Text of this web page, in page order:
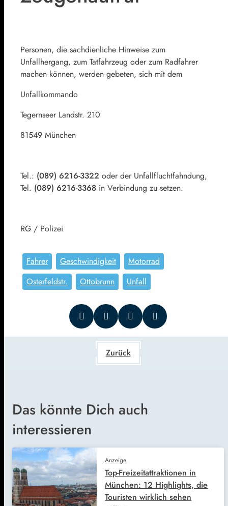
Personen, die sachdienliche Hinweise zum
Unfallhergang, zum Tatfahrzeug oder zum Radfahrer
machen können, werden gebeten, sich mit dem
Unfallkommando
Tegernseer Landstr. 210
81549 München
Tel.: (089) 6216-3322 oder der Unfallfluchtfahndung,
Tel. (089) 6216-3368 in Verbindung zu setzen.
RG / Polizei
Fahrer Geschwindigkeit
Motorrad
Osterfeldstr.
Ottobrunn Unfall
Zurück
Das könnte Dich auch
interessieren
Anzeige
Top-Freizeitattraktionen in
München: 12 Highlights, die
Touristen wirklich sehen